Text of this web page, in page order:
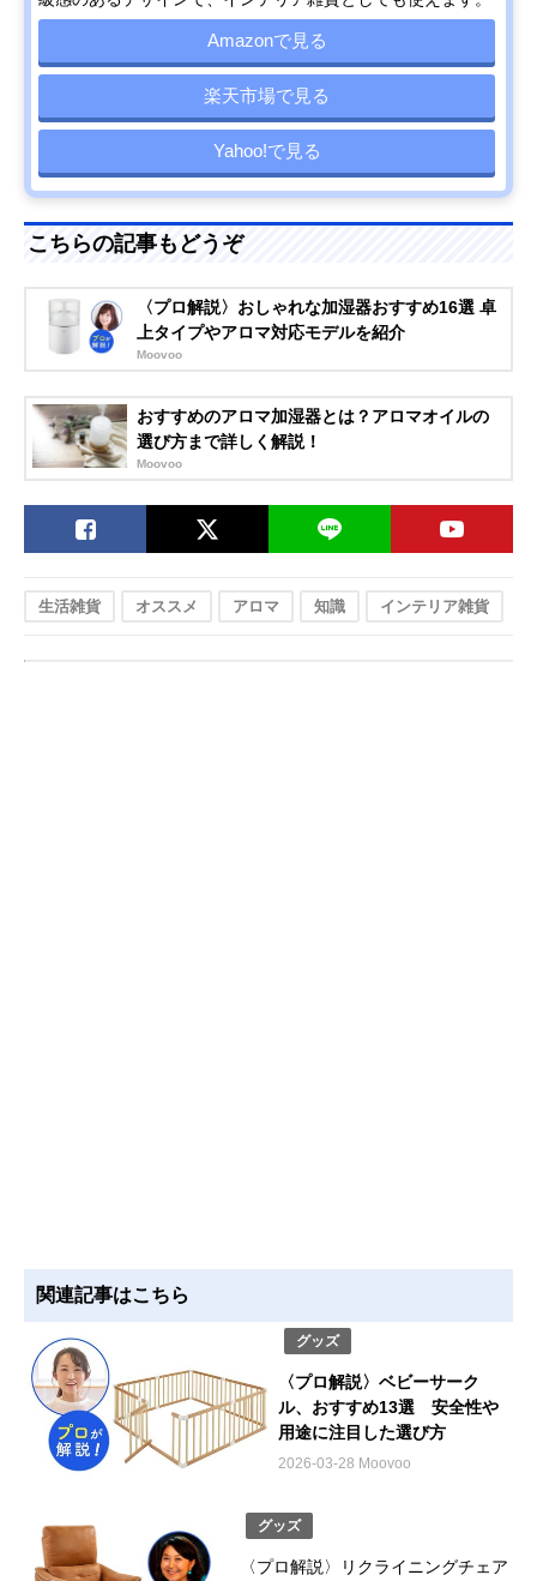
Amazonで見る
楽天市場で見る
Yahoo!で見る
こちらの記事もどうぞ
〈プロ解説〉おしゃれな加湿器おすすめ16選 卓
上タイプやアロマ対応モデルを紹介
Moovoo
おすすめのアロマ加湿器とは？アロマオイルの
選び方まで詳しく解説！
Moovoo
生活雑貨 オススメ アロマ 知識 インテリア雑貨
関連記事はこちら
グッズ
〈プロ解説〉ベビーサーク
ル、おすすめ13選 安全性や
用途に注目した選び方
2026-03-28 Moovoo
グッズ
〈プロ解説〉リクライニングチェア